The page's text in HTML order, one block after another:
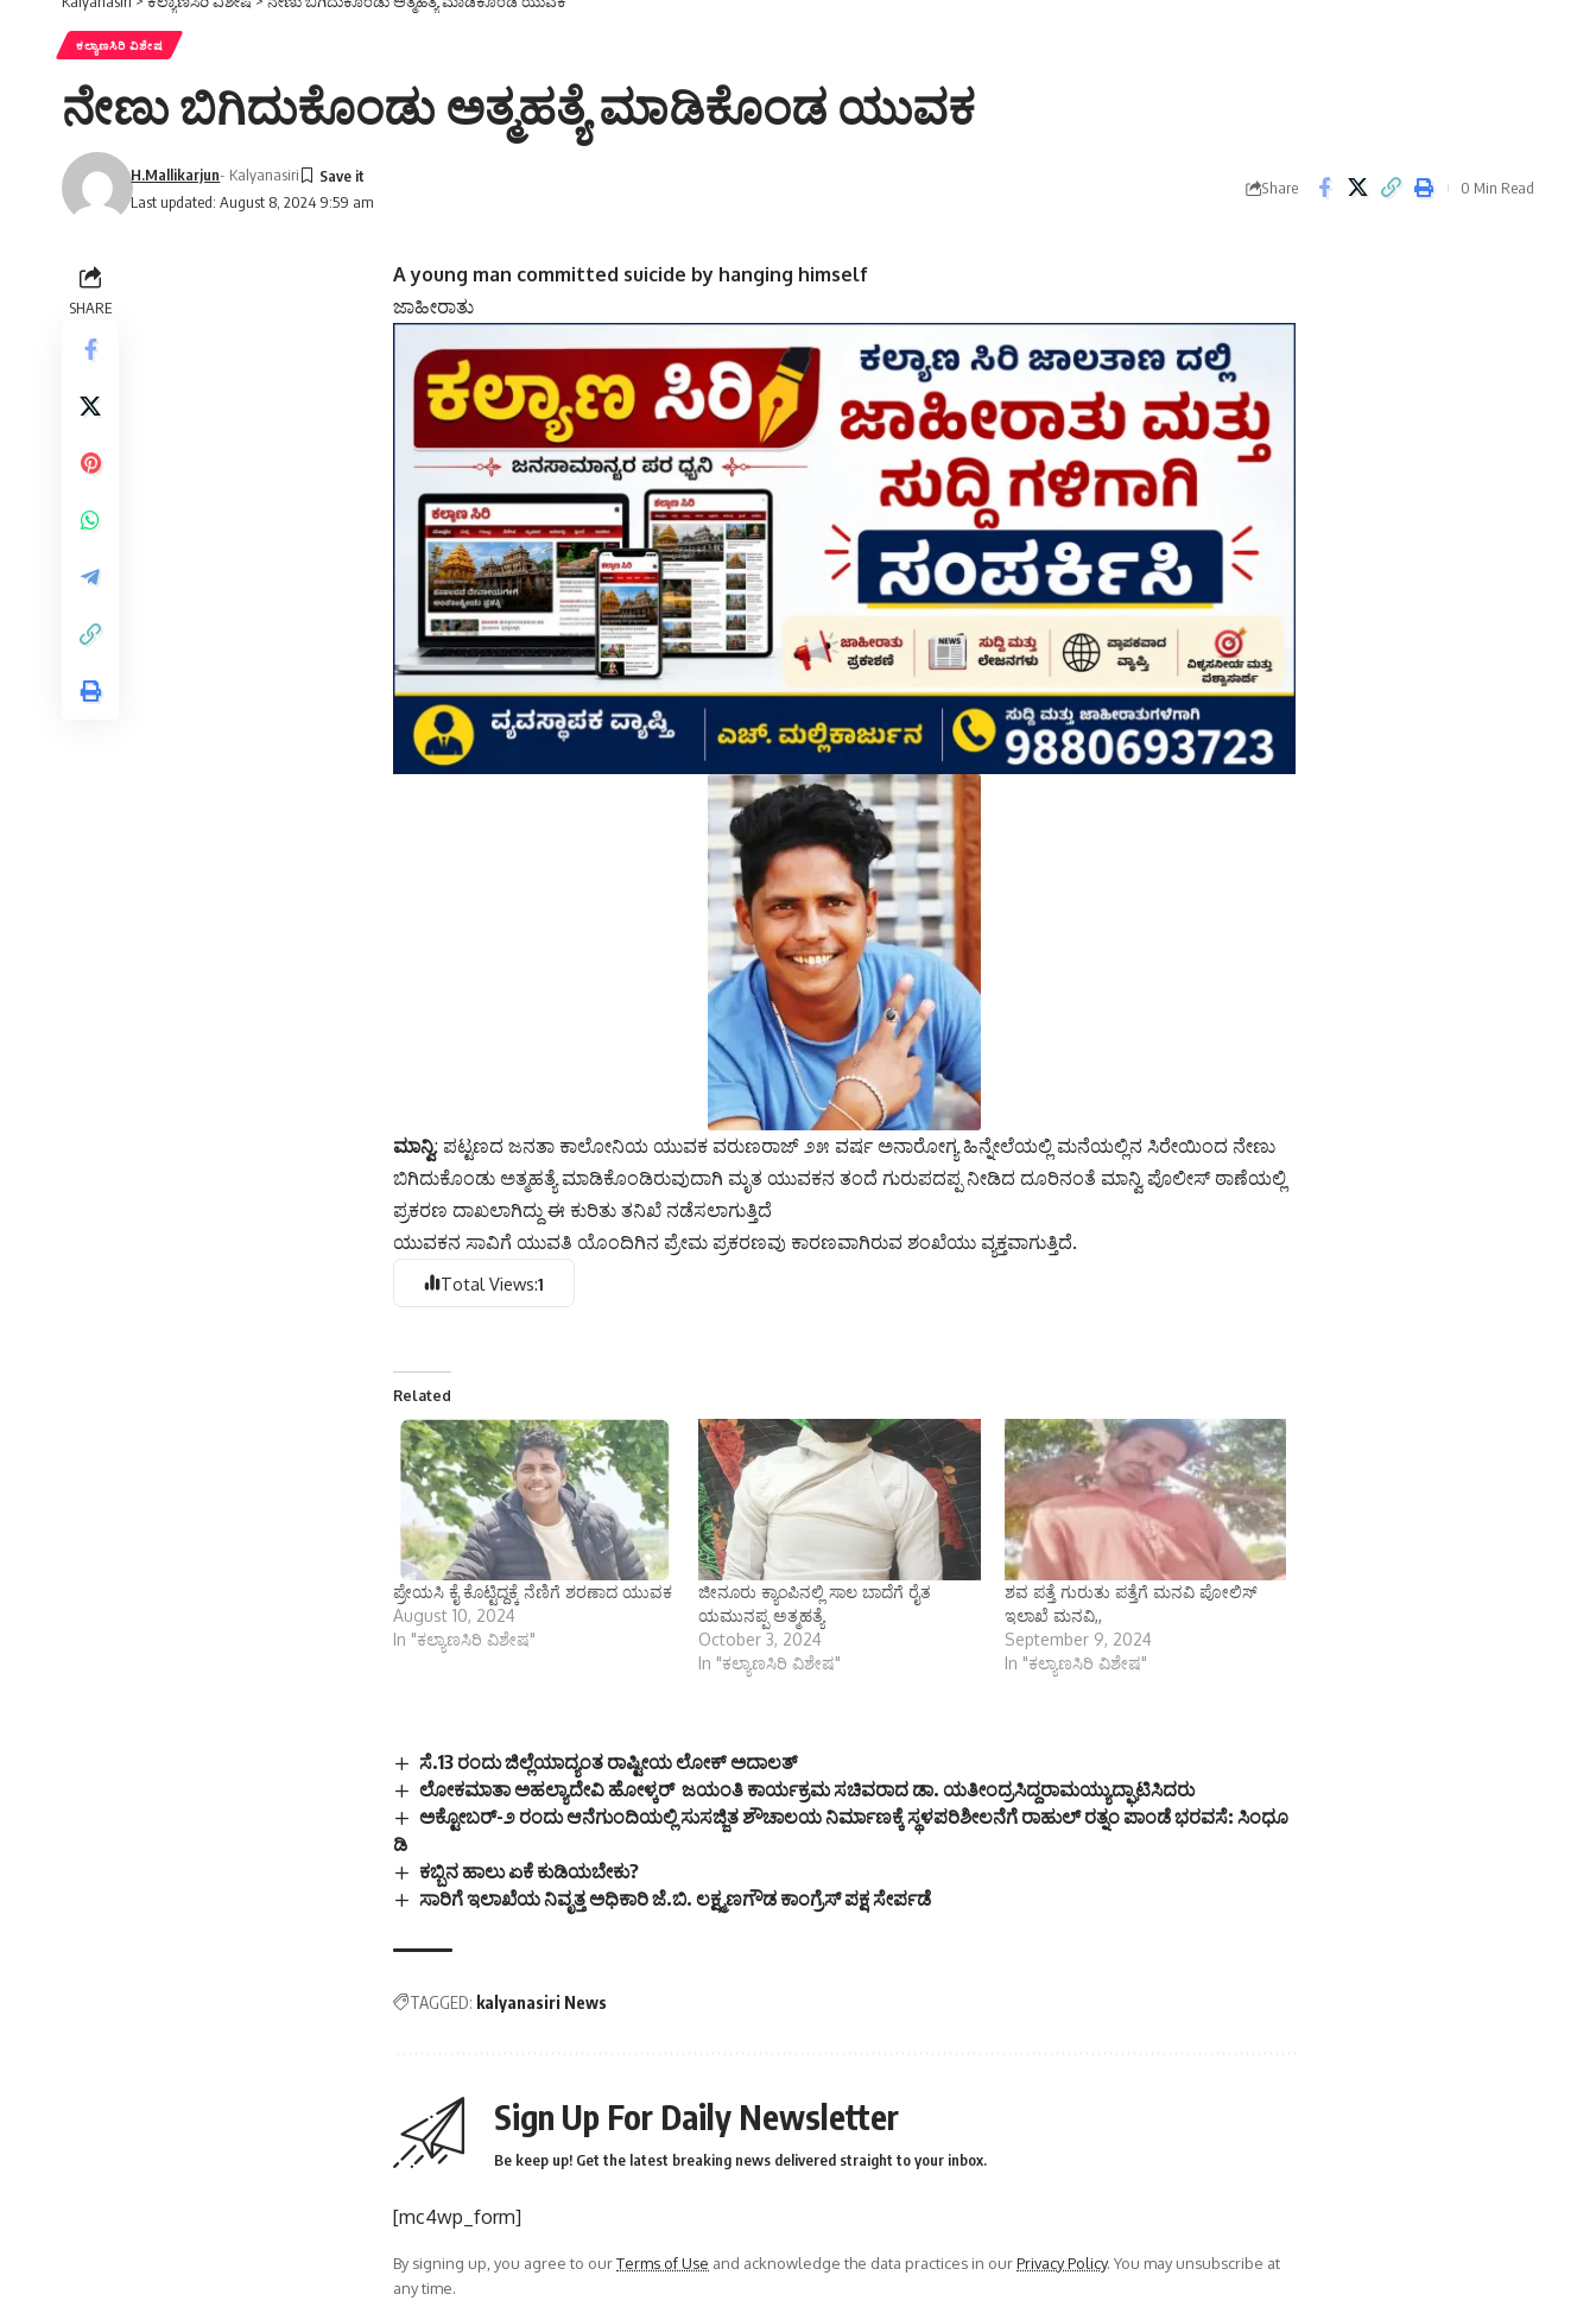
ಕಲ್ಯಾಣಸಿರಿ ವಿಶೇಷ
ನೇಣು ಬಿಗಿದುಕೊಂಡು ಅತ್ಮಹತ್ಯೆ ಮಾಡಿಕೊಂಡ ಯುವಕ
Last updated: August 8, 2024 9:59 am
H.Mallikarjun- Kalyanasiri
Share 0 Min Read
SHARE
A young man committed suicide by hanging himself
ಜಾಹೀರಾತು
ಮಾನ್ವಿ: ಪಟ್ಟಣದ ಜನತಾ ಕಾಲೋನಿಯ ಯುವಕ ವರುಣರಾಜ್ ೨೫ ವರ್ಷ ಅನಾರೋಗ್ಯ ಹಿನ್ನೇಲೆಯಲ್ಲಿ ಮನೆಯಲ್ಲಿನ ಸಿರೇಯಿಂದ ನೇಣು
ಬಿಗಿದುಕೊಂಡು ಅತ್ಮಹತ್ಯೆ ಮಾಡಿಕೊಂಡಿರುವುದಾಗಿ ಮೃತ ಯುವಕನ ತಂದೆ ಗುರುಪದಪ್ಪ ನೀಡಿದ ದೂರಿನಂತೆ ಮಾನ್ವಿ ಪೊಲೀಸ್ ಠಾಣೆಯಲ್ಲಿ
ಪ್ರಕರಣ ದಾಖಲಾಗಿದ್ದು ಈ ಕುರಿತು ತನಿಖೆ ನಡೆಸಲಾಗುತ್ತಿದೆ
ಯುವಕನ ಸಾವಿಗೆ ಯುವತಿ ಯೊಂದಿಗಿನ ಪ್ರೇಮ ಪ್ರಕರಣವು ಕಾರಣವಾಗಿರುವ ಶಂಖೆಯು ವ್ಯಕ್ತವಾಗುತ್ತಿದೆ.
Total Views:1
Related
ಪ್ರೇಯಸಿ ಕೈ ಕೊಟ್ಟಿದ್ದಕ್ಕೆ ನೆಣಿಗೆ ಶರಣಾದ ಯುವಕ
August 10, 2024
In "ಕಲ್ಯಾಣಸಿರಿ ವಿಶೇಷ"
ಜೀನೂರು ಕ್ಯಾಂಪಿನಲ್ಲಿ ಸಾಲ ಬಾದೆಗೆ ರೈತ
ಯಮುನಪ್ಪ ಅತ್ಮಹತ್ಯೆ
October 3, 2024
In "ಕಲ್ಯಾಣಸಿರಿ ವಿಶೇಷ"
ಶವ ಪತ್ತೆ ಗುರುತು ಪತ್ತೆಗೆ ಮನವಿ ಪೋಲಿಸ್
ಇಲಾಖೆ ಮನವಿ,,
September 9, 2024
In "ಕಲ್ಯಾಣಸಿರಿ ವಿಶೇಷ"
ಸೆ.13 ರಂದು ಜಿಲ್ಲೆಯಾದ್ಯಂತ ರಾಷ್ಟೀಯ ಲೋಕ್ ಅದಾಲತ್
ಲೋಕಮಾತಾ ಅಹಲ್ಯಾದೇವಿ ಹೋಳ್ಕರ್ ಜಯಂತಿ ಕಾರ್ಯಕ್ರಮ ಸಚಿವರಾದ ಡಾ. ಯತೀಂದ್ರಸಿದ್ದರಾಮಯ್ಯುದ್ಘಾಟಿಸಿದರು
ಅಕ್ಟೋಬರ್-೨ ರಂದು ಆನೆಗುಂದಿಯಲ್ಲಿ ಸುಸಜ್ಜಿತ ಶೌಚಾಲಯ ನಿರ್ಮಾಣಕ್ಕೆ ಸ್ಥಳಪರಿಶೀಲನೆಗೆ ರಾಹುಲ್ ರತ್ನಂ ಪಾಂಡೆ ಭರವಸೆ: ಸಿಂಧೂ
ಡಿ
ಕಬ್ಬಿನ ಹಾಲು ಏಕೆ ಕುಡಿಯಬೇಕು?
ಸಾರಿಗೆ ಇಲಾಖೆಯ ನಿವೃತ್ತ ಅಧಿಕಾರಿ ಜೆ.ಬಿ. ಲಕ್ಷ್ಮಣಗೌಡ ಕಾಂಗ್ರೆಸ್ ಪಕ್ಷ ಸೇರ್ಪಡೆ
TAGGED: kalyanasiri News
Sign Up For Daily Newsletter
Be keep up! Get the latest breaking news delivered straight to your inbox.
[mc4wp_form]
By signing up, you agree to ourTerms of Use and acknowledge the data practices in ourPrivacy Policy. You may unsubscribe at
any time.